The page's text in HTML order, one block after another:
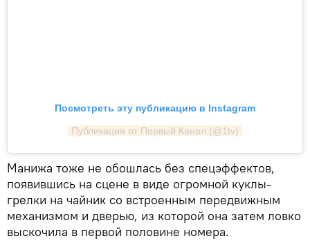
Посмотреть эту публикацию в Instagram
Публикация от Первый Канал (@1tv)
Манижа тоже не обошлась без спецэффектов,
появившись на сцене в виде огромной куклы-
грелки на чайник со встроенным передвижным
механизмом и дверью, из которой она затем ловко
выскочила в первой половине номера.